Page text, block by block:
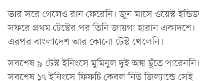
ভার সরে গেলেও রান ফেরেনি। জুন মাসে ওয়েস্ট ইন্ডিজ
সফরে প্রথম টেস্টের পর তিনি জায়গা হারান একাদশে।
এরপর বাংলাদেশ আর কোনো টেস্ট খেলেনি।
সবশেষ ৯ টেস্ট ইনিংসে মুমিনুল দুই অঙ্ক ছুঁতে পারেননি।
সবশেষ ১৭ ইনিংসে ফিফটি কেবল নিউ জিল্যান্ডে সেই